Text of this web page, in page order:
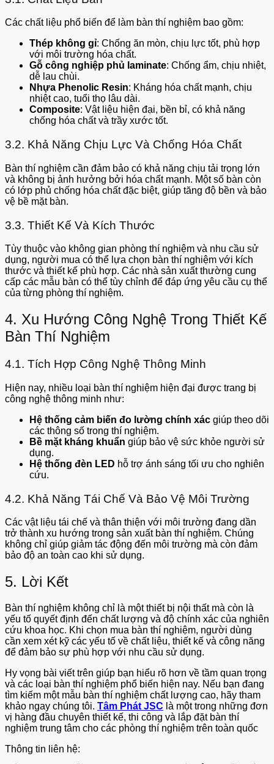
Các chất liệu phổ biến để làm bàn thí nghiệm bao gồm:
Thép không gỉ: Chống ăn mòn, chịu lực tốt, phù hợp
với môi trường hóa chất.
Gỗ công nghiệp phủ laminate: Chống ẩm, chịu nhiệt,
dễ lau chùi.
Nhựa Phenolic Resin: Kháng hóa chất mạnh, chịu
nhiệt cao, tuổi thọ lâu dài.
Composite: Vật liệu hiện đại, bền bỉ, có khả năng
chống hóa chất và trầy xước tốt.
3.2. Khả Năng Chịu Lực Và Chống Hóa Chất
Bàn thí nghiệm cần đảm bảo có khả năng chịu tải trọng lớn
và không bị ảnh hưởng bởi hóa chất mạnh. Một số bàn còn
có lớp phủ chống hóa chất đặc biệt, giúp tăng độ bền và bảo
vệ bề mặt bàn.
3.3. Thiết Kế Và Kích Thước
Tùy thuộc vào không gian phòng thí nghiệm và nhu cầu sử
dụng, người mua có thể lựa chọn bàn thí nghiệm với kích
thước và thiết kế phù hợp. Các nhà sản xuất thường cung
cấp các mẫu bàn có thể tùy chỉnh để đáp ứng yêu cầu cụ thể
của từng phòng thí nghiệm.
4. Xu Hướng Công Nghệ Trong Thiết Kế
Bàn Thí Nghiệm
4.1. Tích Hợp Công Nghệ Thông Minh
Hiện nay, nhiều loại bàn thí nghiệm hiện đại được trang bị
công nghệ thông minh như:
Hệ thống cảm biến đo lường chính xác giúp theo dõi
các thông số trong thí nghiệm.
Bề mặt kháng khuẩn giúp bảo vệ sức khỏe người sử
dụng.
Hệ thống đèn LED hỗ trợ ánh sáng tối ưu cho nghiên
cứu.
4.2. Khả Năng Tái Chế Và Bảo Vệ Môi Trường
Các vật liệu tái chế và thân thiện với môi trường đang dần
trở thành xu hướng trong sản xuất bàn thí nghiệm. Chúng
không chỉ giúp giảm tác động đến môi trường mà còn đảm
bảo độ an toàn cao khi sử dụng.
5. Lời Kết
Bàn thí nghiệm không chỉ là một thiết bị nội thất mà còn là
yếu tố quyết định đến chất lượng và độ chính xác của nghiên
cứu khoa học. Khi chọn mua bàn thí nghiệm, người dùng
cần xem xét kỹ các yếu tố về chất liệu, thiết kế và công năng
để đảm bảo sự phù hợp với nhu cầu sử dụng.
Hy vọng bài viết trên giúp bạn hiểu rõ hơn về tầm quan trọng
và các loại bàn thí nghiệm phổ biến hiện nay. Nếu bạn đang
tìm kiếm một mẫu bàn thí nghiệm chất lượng cao, hãy tham
khảo ngay chúng tôi. Tâm Phát JSC là một trong những đơn
vị hàng đầu chuyên thiết kế, thi công và lắp đặt bàn thí
nghiệm trung tâm cho các phòng thí nghiệm trên toàn quốc
Thông tin liên hệ: